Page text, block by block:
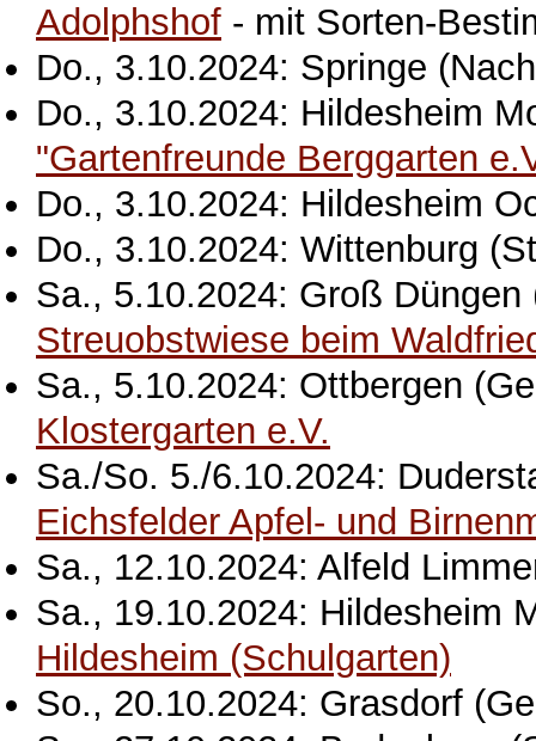
Adolphshof - mit Sorten-
Do., 3.10.2024: Springe
Do., 3.10.2024: Hildesheim
"Gartenfreunde Berggarten
Do., 3.10.2024: Hildesheim
Do., 3.10.2024: Wittenburg
Sa., 5.10.2024: Groß
Streuobstwiese beim
Sa., 5.10.2024: Ottbergen
Klostergarten e.V.
Sa./So. 5./6.10.2024:
Eichsfelder Apfel- und
Sa., 12.10.2024: Alfeld
Sa., 19.10.2024: Hildesheim
Hildesheim (Schulgarten)
So., 20.10.2024: Grasdorf